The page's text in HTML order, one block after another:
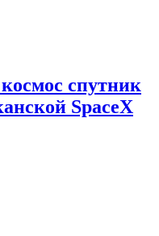
спутник
SpaceX